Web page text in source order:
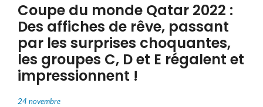
Coupe du monde Qatar 2022 :
Des affiches de rêve, passant
par les surprises choquantes,
les groupes C, D et E régalent et
impressionnent !
24 novembre